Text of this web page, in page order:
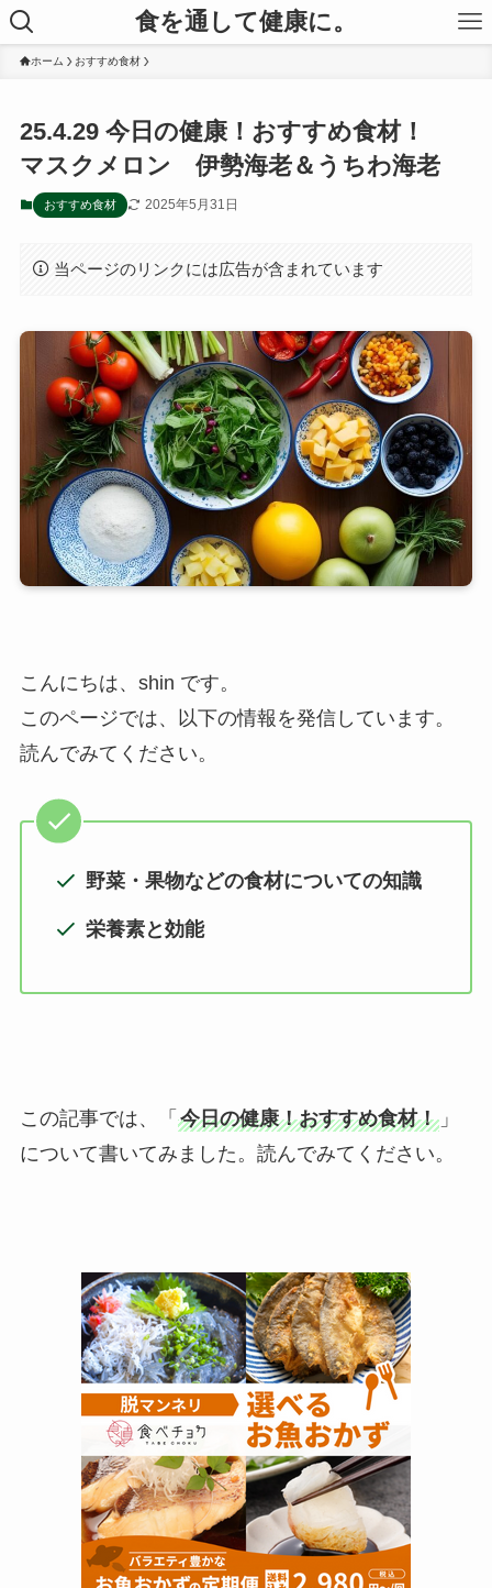
食を通して健康に。
ホーム おすすめ食材
25.4.29 今日の健康！おすすめ食材！
マスクメロン 伊勢海老＆うちわ海老
おすすめ食材 2025年5月31日
当ページのリンクには広告が含まれています
こんにちは、shin です。
このページでは、以下の情報を発信しています。
読んでみてください。
野菜・果物などの食材についての知識
栄養素と効能
この記事では、「 今日の健康！おすすめ食材！」
について書いてみました。読んでみてください。